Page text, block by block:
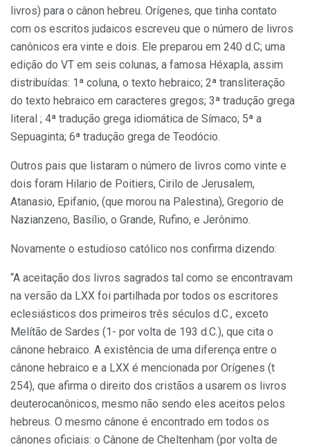
livros) para o cânon hebreu. Orígenes, que tinha contato
com os escritos judaicos escreveu que o número de livros
canônicos era vinte e dois. Ele preparou em 240 d.C; uma
edição do VT em seis colunas, a famosa Héxapla, assim
distribuídas: 1ª coluna, o texto hebraico; 2ª transliteração
do texto hebraico em caracteres gregos; 3ª tradução grega
literal ; 4ª tradução grega idiomática de Símaco; 5ª a
Sepuaginta; 6ª tradução grega de Teodócio.
Outros pais que listaram o número de livros como vinte e
dois foram Hilario de Poitiers, Cirilo de Jerusalem,
Atanasio, Epifanio, (que morou na Palestina), Gregorio de
Nazianzeno, Basílio, o Grande, Rufino, e Jerônimo.
Novamente o estudioso católico nos confirma dizendo:
“A aceitação dos livros sagrados tal como se encontravam
na versão da LXX foi partilhada por todos os escritores
eclesiásticos dos primeiros três séculos d.C., exceto
Melítão de Sardes (1- por volta de 193 d.C.), que cita o
cânone hebraico. A existência de uma diferença entre o
cânone hebraico e a LXX é mencionada por Orígenes (t
254), que afirma o direito dos cristãos a usarem os livros
deuterocanônicos, mesmo não sendo eles aceitos pelos
hebreus. O mesmo cânone é encontrado em todos os
cânones oficiais: o Cânone de Cheltenham (por volta de